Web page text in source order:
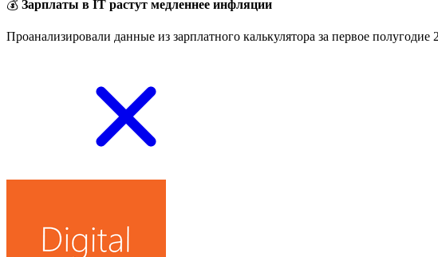
💰 Зарплаты в IT растут медленнее инфляции
Проанализировали данные из зарплатного калькулятора за первое полугодие